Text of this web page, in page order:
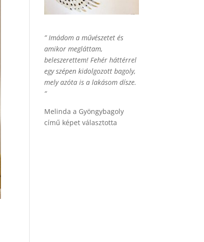
” Imádom a művészetet és
amikor megláttam,
beleszerettem! Fehér háttérrel
egy szépen kidolgozott bagoly,
mely azóta is a lakásom dísze.
“
Melinda a Gyöngybagoly
című képet választotta